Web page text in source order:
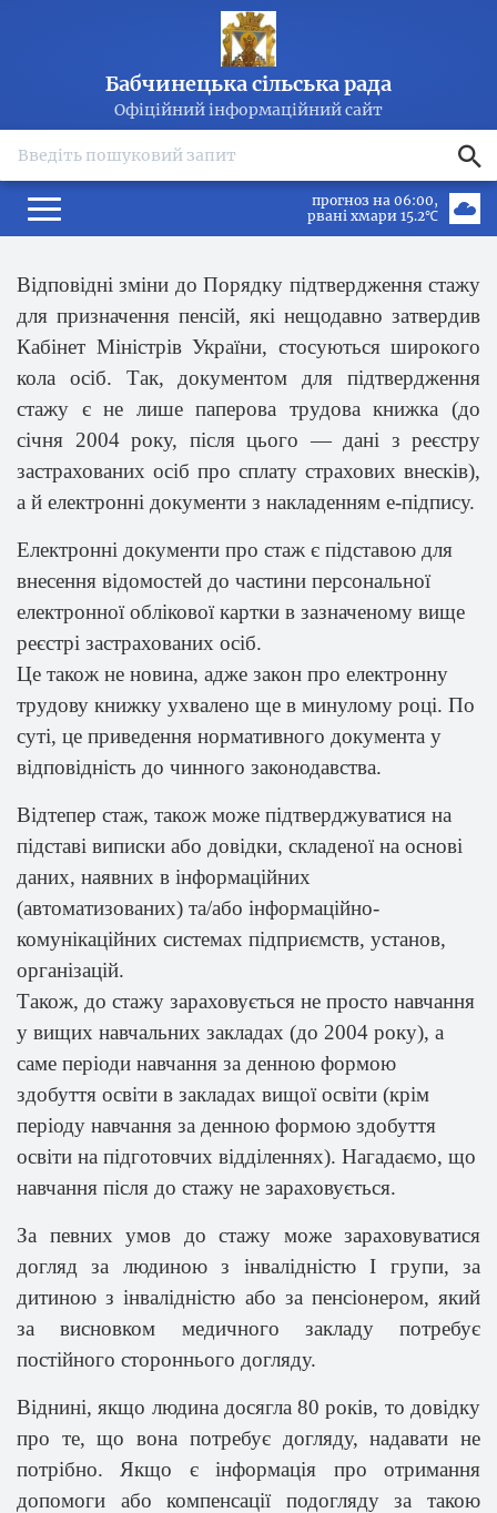
Бабчинецька сільська рада
Офіційний інформаційний сайт
прогноз на 06:00
рвані хмари 15.2℃
Відповідні зміни до Порядку підтвердження стажу
для призначення пенсій, які нещодавно затвердив
Кабінет Міністрів України, стосуються широкого
кола осіб. Так, документом для підтвердження
стажу є не лише паперова трудова книжка (до
січня 2004 року, після цього — дані з реєстру
застрахованих осіб про сплату страхових внесків),
а й електронні документи з накладенням е-підпису.
Електронні документи про стаж є підставою для
внесення відомостей до частини персональної
електронної облікової картки в зазначеному вище
реєстрі застрахованих осіб.
Це також не новина, адже закон про електронну
трудову книжку ухвалено ще в минулому році. По
суті, це приведення нормативного документа у
відповідність до чинного законодавства.
Відтепер стаж, також може підтверджуватися на
підставі виписки або довідки, складеної на основі
даних, наявних в інформаційних
(автоматизованих) та/або інформаційно-
комунікаційних системах підприємств, установ,
організацій.
Також, до стажу зараховується не просто навчання
у вищих навчальних закладах (до 2004 року), а
саме періоди навчання за денною формою
здобуття освіти в закладах вищої освіти (крім
періоду навчання за денною формою здобуття
освіти на підготовчих відділеннях). Нагадаємо, що
навчання після до стажу не зараховується.
За певних умов до стажу може зараховуватися
догляд за людиною з інвалідністю І групи, за
дитиною з інвалідністю або за пенсіонером, який
за висновком медичного закладу потребує
постійного стороннього догляду.
Віднині, якщо людина досягла 80 років, то довідку
про те, що вона потребує догляду, надавати не
потрібно. Якщо є інформація про отримання
допомоги або компенсації подогляду за такою